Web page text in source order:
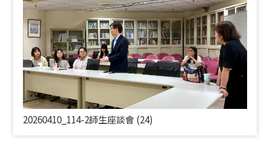
20260410_114-2師生座談會 (24)